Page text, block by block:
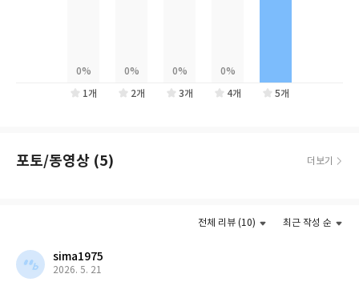
예술 작품으로 탈바꿈시킨 ‘집 프로젝트’, 모네의 〈수련〉을 중심
으로 설계된 지추미술관 등 나오시마를 상징하는 프로젝트를 직접
역, 건축과 자연, 사람과 공동체가 어떻게 함께 변화하는지를 보여
업의 경영 전략과 예술 프로젝트가 만나는 지점 등 나오시마의 오늘
1개 2개 3개 4개 5개
포토/동영상 (5) 더보기
전체 리뷰 (10) 최근 작성 순
sima1975
2026. 5. 21